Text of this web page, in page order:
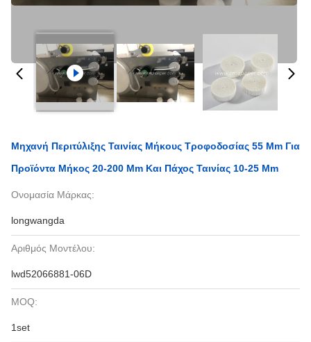
Μηχανή Περιτύλιξης Ταινίας Μήκους Τροφοδοσίας 55 Mm Για
Προϊόντα Μήκος 20-200 Mm Και Πάχος Ταινίας 10-25 Mm
Ονομασία Μάρκας:
longwangda
Αριθμός Μοντέλου:
lwd52066881-06D
MOQ:
1set